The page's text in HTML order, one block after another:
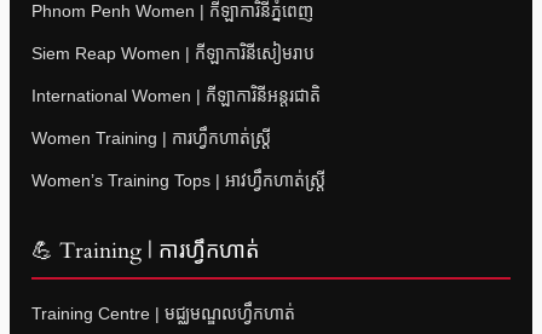
Phnom Penh Women | កីឡាការិនីភ្នំពេញ
Siem Reap Women | កីឡាការិនីសៀមរាប
International Women | កីឡាការិនីអន្តរជាតិ
Women Training | ការហ្វឹកហាត់ស្ត្រី
Women’s Training Tops | អាវហ្វឹកហាត់ស្ត្រី
💪 Training | ការហ្វឹកហាត់
Training Centre | មជ្ឈមណ្ឌលហ្វឹកហាត់